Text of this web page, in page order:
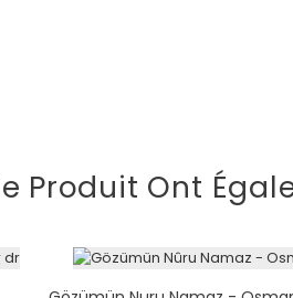
Produit Ont